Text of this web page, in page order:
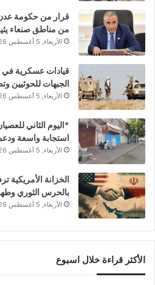
قرار من حكومة عدن
من مناطق صنعاء
الأربعاء, 5 أغسطس 2026 - 8:00 م
قيادات عسكرية في
الجبهات للحوثيين
الأربعاء, 5 أغسطس 2026 - 7:45 م
*اليوم الثاني
استجابة واسعة
الأربعاء, 5 أغسطس 2026 - 7:30 م
الخزانة الأمريكية
بالحرس الثوري
الأربعاء, 5 أغسطس 2026 - 7:23 م
الأكثر قراءة خلال اسبوع